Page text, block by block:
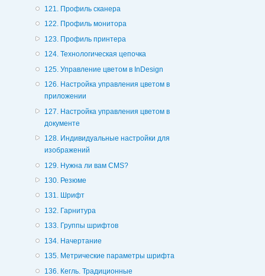
121. Профиль сканера
122. Профиль монитора
123. Профиль принтера
124. Технологическая цепочка
125. Управление цветом в InDesign
126. Настройка управления цветом в
приложении
127. Настройка управления цветом в
документе
128. Индивидуальные настройки для
изображений
129. Нужна ли вам CMS?
130. Резюме
131. Шрифт
132. Гарнитура
133. Группы шрифтов
134. Начертание
135. Метрические параметры шрифта
136. Кегль. Традиционные